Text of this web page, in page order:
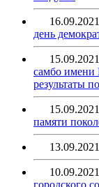
16.09.2021
день
15.09.2021
самбо имени
результаты
15.09.2021
памяти
13.09.2021
10.09.2021
городского